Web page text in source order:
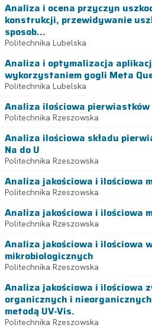
Analiza i ocena przyczyn
konstrukcji, przewidywanie
sposob...
Politechnika Lubelska
Analiza i optymalizacja
wykorzystaniem gogli Meta
Politechnika Lubelska
Analiza ilościowa
Politechnika Rzeszowska
Analiza ilościowa składu
Na do U
Politechnika Rzeszowska
Analiza jakościowa i ilościowa
Politechnika Rzeszowska
Analiza jakościowa i ilościowa
Politechnika Rzeszowska
Analiza jakościowa i ilościowa
mikrobiologicznych
Politechnika Rzeszowska
Analiza jakościowa i ilościowa
organicznych i
metodą UV-Vis.
Politechnika Rzeszowska